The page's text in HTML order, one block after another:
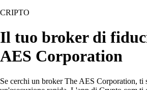
CRIPTO
Il tuo broker di
AES Corporation
Se cerchi un broker The AES Corporation, ti